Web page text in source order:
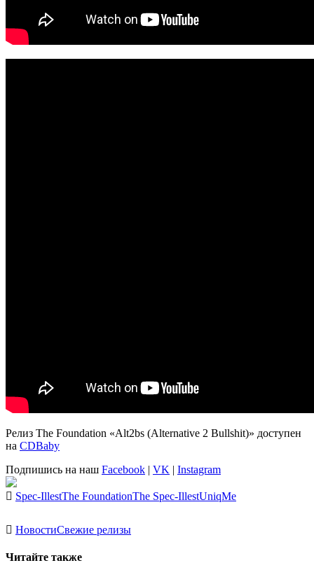
Релиз The Foundation «Alt2bs (Alternative 2 Bullshit)» доступен
на CDBaby
Подпишись на наш Facebook | VK | Instagram
Spec-IllestThe FoundationThe Spec-IllestUniqMe
НовостиСвежие релизы
Читайте также